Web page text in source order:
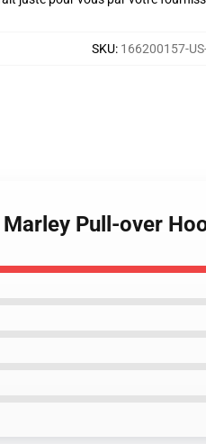
SKU: 166200157-
Pull-over